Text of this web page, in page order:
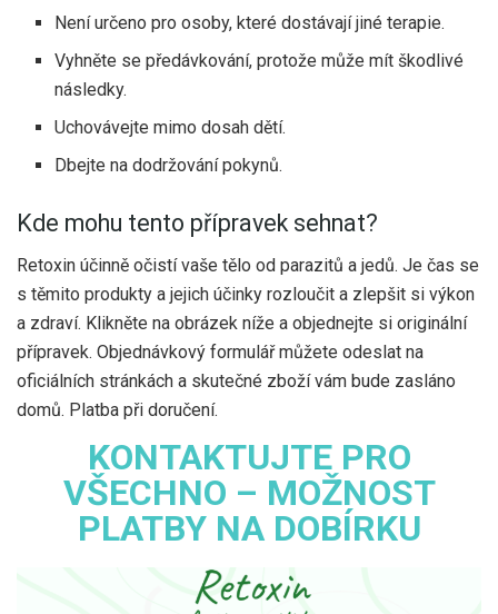
Není určeno pro osoby, které dostávají jiné terapie.
Vyhněte se předávkování, protože může mít škodlivé
následky.
Uchovávejte mimo dosah dětí.
Dbejte na dodržování pokynů.
Kde mohu tento přípravek sehnat?
Retoxin účinně očistí vaše tělo od parazitů a jedů. Je čas se
s těmito produkty a jejich účinky rozloučit a zlepšit si výkon
a zdraví. Klikněte na obrázek níže a objednejte si originální
přípravek. Objednávkový formulář můžete odeslat na
oficiálních stránkách a skutečné zboží vám bude zasláno
domů. Platba při doručení.
KONTAKTUJTE PRO
VŠECHNO – MOŽNOST
PLATBY NA DOBÍRKU